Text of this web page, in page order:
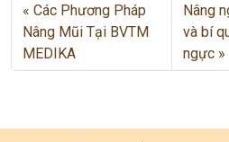
Các Phương Pháp
Nâng Mũi Tại BVTM
MEDIKA
Nâng
và bí
ngực